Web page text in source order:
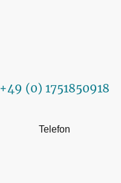
+49 (0) 1751850918
Telefon